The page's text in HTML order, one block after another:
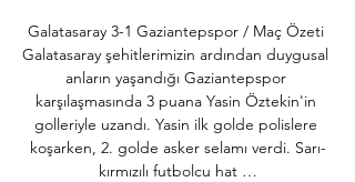
Galatasaray 3-1 Gaziantepspor / Maç Özeti
Galatasaray şehitlerimizin ardından duygusal
anların yaşandığı Gaziantepspor
karşılaşmasında 3 puana Yasin Öztekin'in
golleriyle uzandı. Yasin ilk golde polislere
koşarken, 2. golde asker selamı verdi. Sarı-
kırmızılı futbolcu hat …